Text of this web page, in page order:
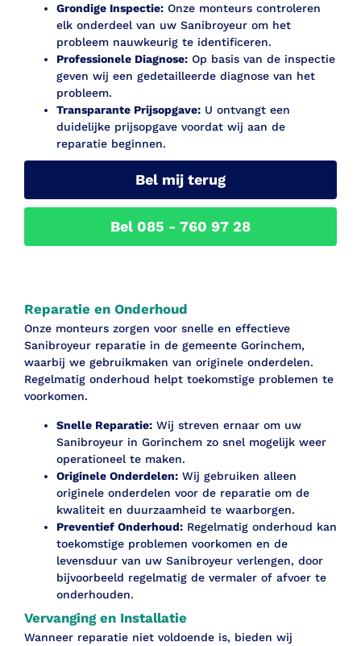
Grondige Inspectie: Onze monteurs controleren
elk onderdeel van uw Sanibroyeur om het
probleem nauwkeurig te identificeren.
Professionele Diagnose: Op basis van de inspectie
geven wij een gedetailleerde diagnose van het
probleem.
Transparante Prijsopgave: U ontvangt een
duidelijke prijsopgave voordat wij aan de
reparatie beginnen.
Bel mij terug
Bel 085 - 760 97 28
Reparatie en Onderhoud
Onze monteurs zorgen voor snelle en effectieve
Sanibroyeur reparatie in de gemeente Gorinchem,
waarbij we gebruikmaken van originele onderdelen.
Regelmatig onderhoud helpt toekomstige problemen te
voorkomen.
Snelle Reparatie: Wij streven ernaar om uw
Sanibroyeur in Gorinchem zo snel mogelijk weer
operationeel te maken.
Originele Onderdelen: Wij gebruiken alleen
originele onderdelen voor de reparatie om de
kwaliteit en duurzaamheid te waarborgen.
Preventief Onderhoud: Regelmatig onderhoud kan
toekomstige problemen voorkomen en de
levensduur van uw Sanibroyeur verlengen, door
bijvoorbeeld regelmatig de vermaler of afvoer te
onderhouden.
Vervanging en Installatie
Wanneer reparatie niet voldoende is, bieden wij